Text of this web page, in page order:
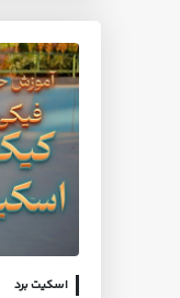
اسکیت برد